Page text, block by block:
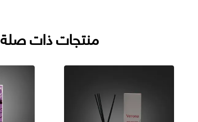
منتجات ذات صلة